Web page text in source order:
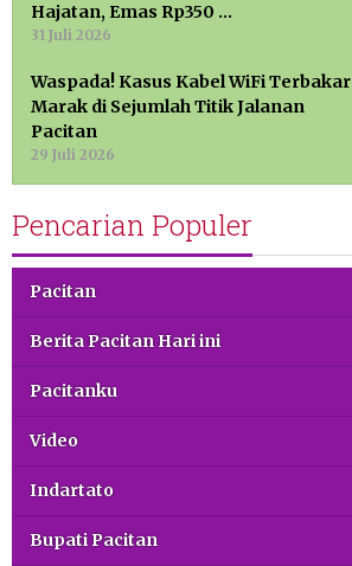
Hajatan, Emas Rp350 …
31 Juli 2026
Waspada! Kasus Kabel WiFi Terbakar
Marak di Sejumlah Titik Jalanan
Pacitan
29 Juli 2026
Pencarian Populer
Pacitan
Berita Pacitan Hari ini
Pacitanku
Video
Indartato
Bupati Pacitan